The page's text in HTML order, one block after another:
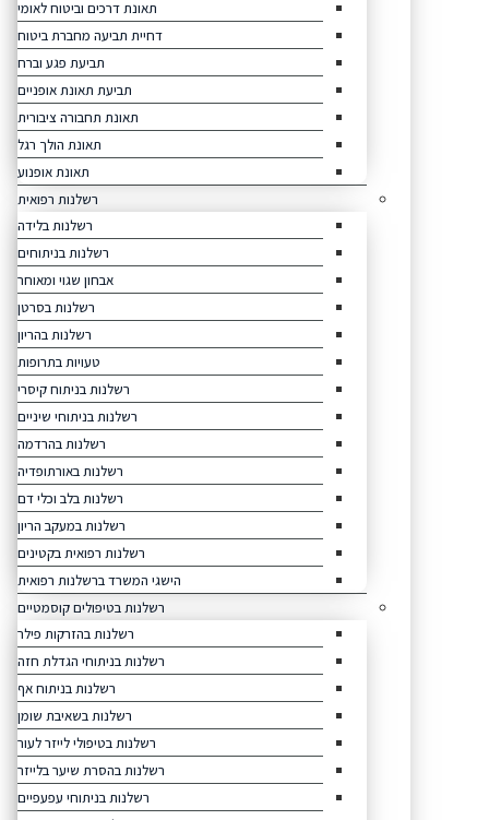
תאונת דרכים וביטוח לאומי
דחיית תביעה מחברת ביטוח
תביעת פגע וברח
תביעת תאונת אופניים
תאונת תחבורה ציבורית
תאונת הולך רגל
תאונת אופנוע
רשלנות רפואית
רשלנות בלידה
רשלנות בניתוחים
אבחון שגוי ומאוחר
רשלנות בסרטן
רשלנות בהריון
טעויות בתרופות
רשלנות בניתוח קיסרי
רשלנות בניתוחי שיניים
רשלנות בהרדמה
רשלנות באורתופדיה
רשלנות בלב וכלי דם
רשלנות במעקב הריון
רשלנות רפואית בקטינים
הישגי המשרד ברשלנות רפואית
רשלנות בטיפולים קוסמטיים
רשלנות בהזרקות פילר
רשלנות בניתוחי הגדלת חזה
רשלנות בניתוח אף
רשלנות בשאיבת שומן
רשלנות בטיפולי לייזר לעור
רשלנות בהסרת שיער בלייזר
רשלנות בניתוחי עפעפיים